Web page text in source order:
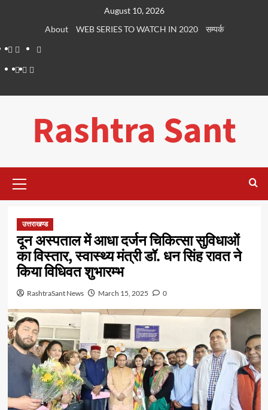
August 10, 2026
About
WEB SERIES TO WATCH IN 2020
सम्पर्क
About
WEB
SERIES
Dehradun
LifePlaces
सम्पर्क
Rashtra Sant
Menu
उत्तराखण्ड
दून अस्पताल में आधा दर्जन चिकित्सा सुविधाओं
का विस्तार, स्वास्थ्य मंत्री डॉ. धन सिंह रावत ने
किया विधिवत शुभारम्भ
RashtraSant News March 15, 2025 0